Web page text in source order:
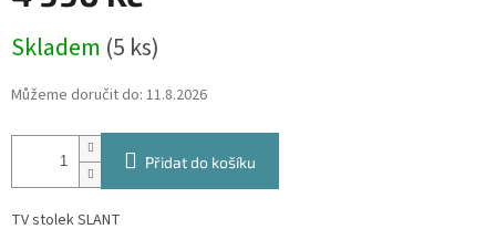
cena:
Skladem (5 ks)
Můžeme doručit do: 11.8.2026
Přidat do košíku
TV stolek SLANT